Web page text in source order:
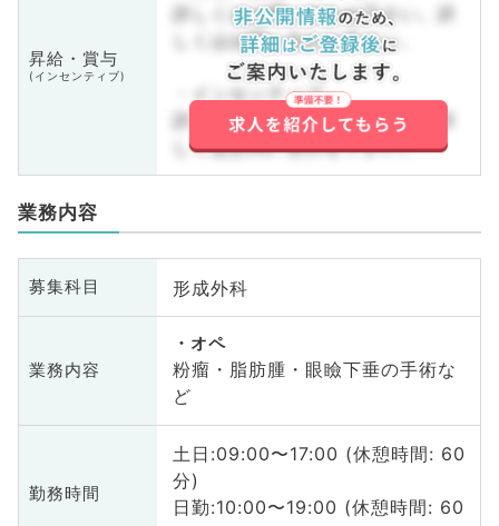
昇給・賞与
(インセンティブ)
詳しくはお問い合わせ下さい。詳
しくはお問い合わせ下さい。
・インセンティブ
詳しくはお問い合わせ下さい。詳
しくはお問い合わせ下さい。
業務内容
募集科目 形成外科
業務内容
オペ
粉瘤・脂肪腫・眼瞼下垂の手術な
ど
勤務時間
土日:09:00〜17:00 (休憩時間: 60
分)
日勤:10:00〜19:00 (休憩時間: 60